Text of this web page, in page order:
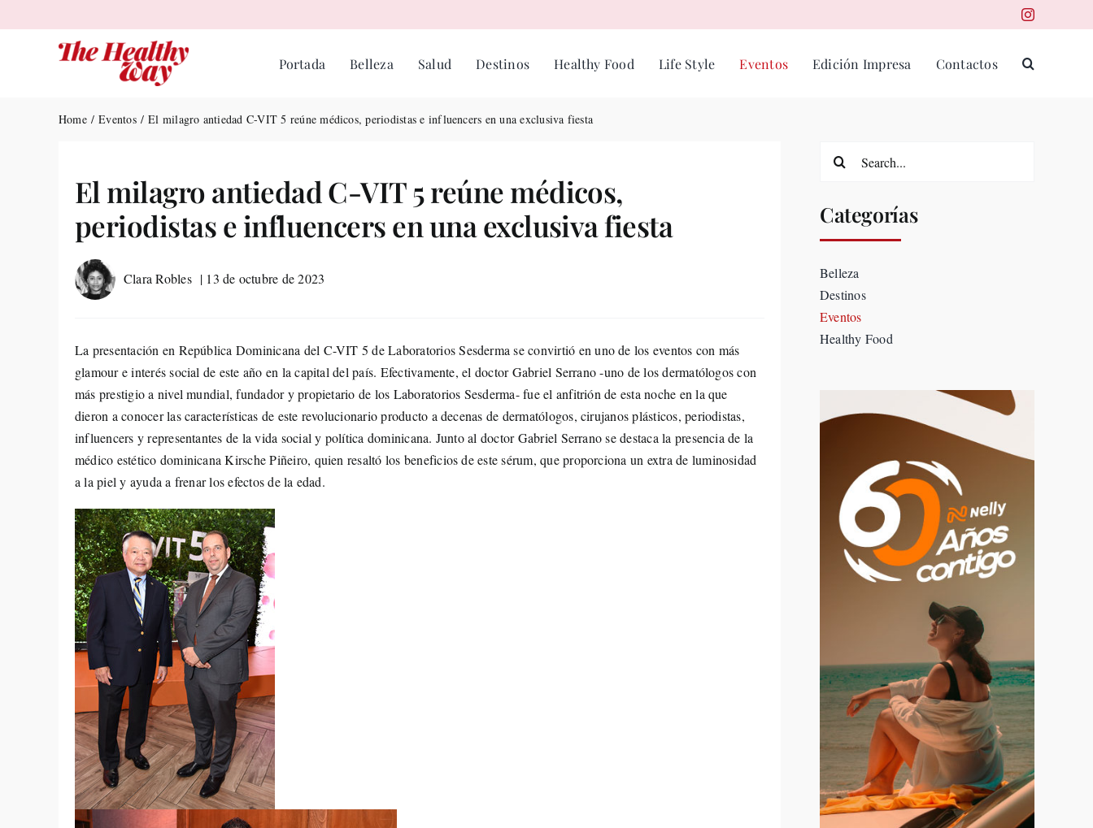
to
Portada Belleza Salud Destinos Healthy Food Life Style Eventos Edición Impresa Contactos
Home Eventos El milagro antiedad C-VIT 5 reúne médicos, periodistas e influencers en una exclusiva fiesta
El milagro antiedad C-VIT 5 reúne médicos,
periodistas e influencers en una exclusiva fiesta
Clara Robles | 13 de octubre de 2023
La presentación en República Dominicana del C-VIT 5 de Laboratorios Sesderma se convirtió en uno de los eventos con más
glamour e interés social de este año en la capital del país. Efectivamente, el doctor Gabriel Serrano -uno de los dermatólogos con
más prestigio a nivel mundial, fundador y propietario de los Laboratorios Sesderma- fue el anfitrión de esta noche en la que
dieron a conocer las características de este revolucionario producto a decenas de dermatólogos, cirujanos plásticos, periodistas,
influencers y representantes de la vida social y política dominicana. Junto al doctor Gabriel Serrano se destaca la presencia de la
médico estético dominicana Kirsche Piñeiro, quien resaltó los beneficios de este sérum, que proporciona un extra de luminosidad
a la piel y ayuda a frenar los efectos de la edad.
Categorías
Belleza
Destinos
Eventos
Healthy Food